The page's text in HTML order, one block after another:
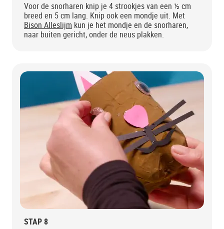
Voor de snorharen knip je 4 strookjes van een ½ cm
breed en 5 cm lang. Knip ook een mondje uit. Met
Bison Alleslijm kun je het mondje en de snorharen,
naar buiten gericht, onder de neus plakken.
STAP 8